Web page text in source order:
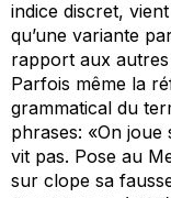
indice discret,
qu’une variante
rapport aux autres
Parfois même la
grammatical du
phrases: «On joue
vit pas. Pose au
sur clope sa